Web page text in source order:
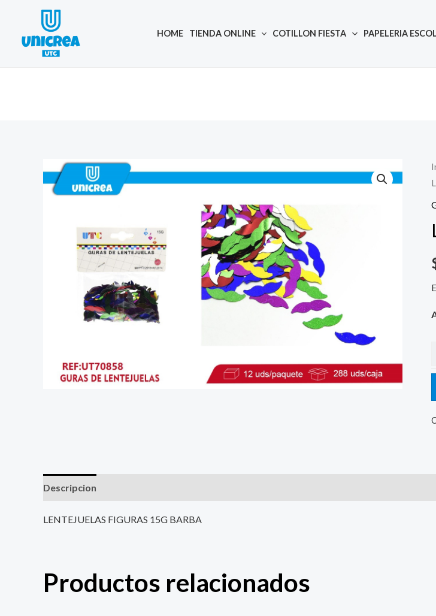
content
HOME TIENDA ONLINE COTILLON FIESTA PAPELERIA
Descripcion
LENTEJUELAS FIGURAS 15G BARBA
Productos relacionados